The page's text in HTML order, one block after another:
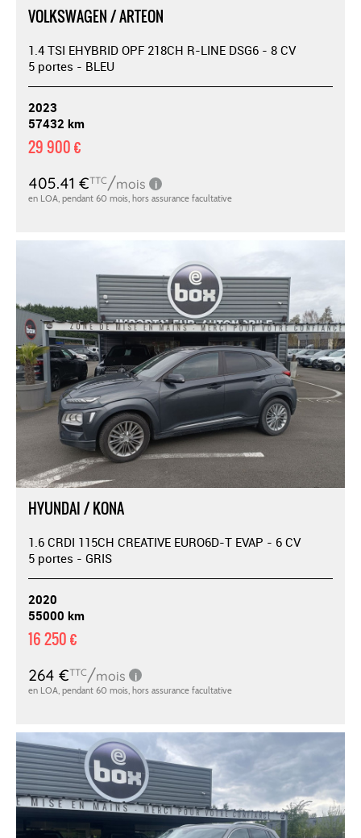
VOLKSWAGEN / ARTEON
1.4 TSI EHYBRID OPF 218CH R-LINE DSG6 - 8 CV
5 portes - BLEU
2023
57432 km
29 900 €
HYUNDAI / KONA
1.6 CRDI 115CH CREATIVE EURO6D-T EVAP - 6 CV
5 portes - GRIS
2020
55000 km
16 250 €